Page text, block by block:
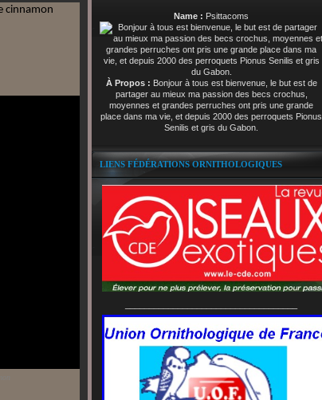
cinnamon
Name : Psittacoms
À Propos : Bonjour à tous est bienvenue, le but est de
partager au mieux ma passion des becs crochus,
moyennes et grandes perruches ont pris une grande
place dans ma vie, et depuis 2000 des perroquets Pionus
Senilis et gris du Gabon.
LIENS FÉDÉRATIONS ORNITHOLOGIQUES